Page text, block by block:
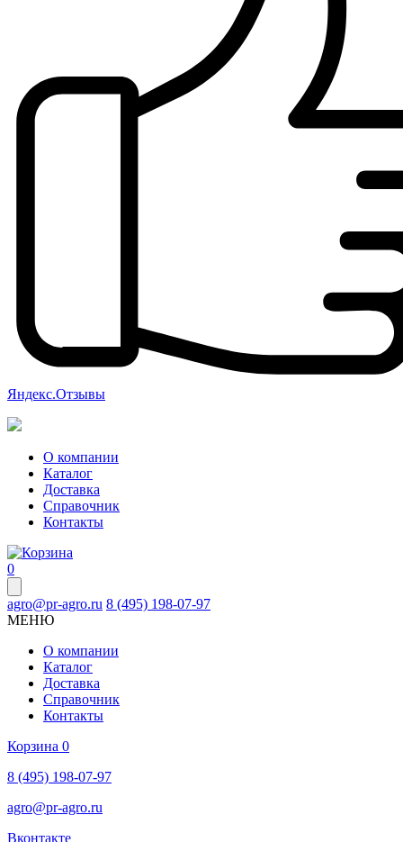
Яндекс.Отзывы
О компании
Каталог
Доставка
Справочник
Контакты
0
agro@pr-agro.ru 8 (495) 198-07-97
МЕНЮ
О компании
Каталог
Доставка
Справочник
Контакты
Корзина 0
8 (495) 198-07-97
agro@pr-agro.ru
Вконтакте